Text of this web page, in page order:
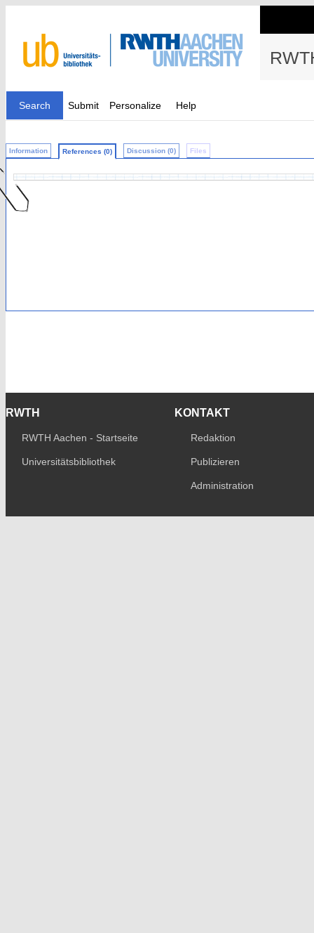
Search Submit Personalize Help
Information References (0) Discussion (0) Files
RWTH
RWTH Aachen - Startseite
Universitätsbibliothek
KONTAKT
Redaktion
Publizieren
Administration